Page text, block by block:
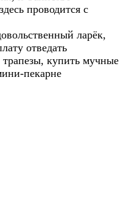
проводится с
ларёк,
отведать
трапезы, купить мучные
пекарне